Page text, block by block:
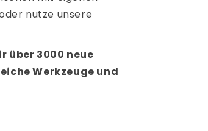
nutze unsere
über 3000 neue
Werkzeuge und